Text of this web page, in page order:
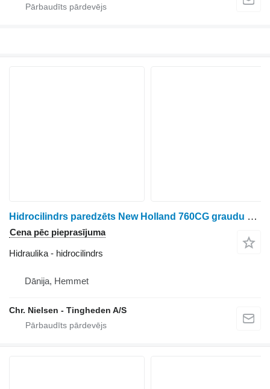
Hidrocilindrs paredzēts New Holland 760CG graudu hedera
Cena pēc pieprasījuma
Hidraulika - hidrocilindrs
Dānija, Hemmet
Chr. Nielsen - Tingheden A/S